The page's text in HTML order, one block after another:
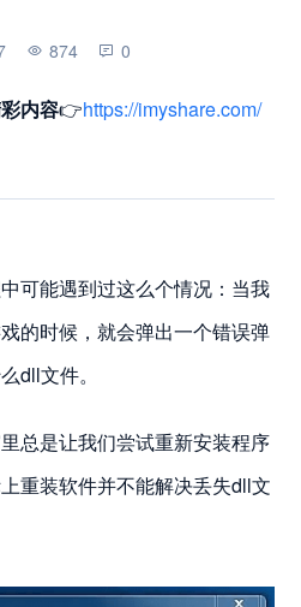
874 0
内容👉https://imyshare.com/
可能遇到过这么个情况：当我
的时候，就会弹出一个错误弹
dll文件。
总是让我们尝试重新安装程序
重装软件并不能解决丢失dll文